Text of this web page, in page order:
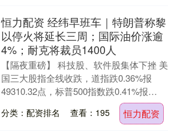
恒力配资 经纬早班车｜特朗普称黎
以停火将延长三周；国际油价涨逾
4%；耐克将裁员1400人
【隔夜重磅】 科技股、软件股集体下挫 美
国三大股指全线收跌，道指跌0.36%报
49310.32点，标普500指数跌0.41%报
分类：配资排名 查看：195 恒力配资